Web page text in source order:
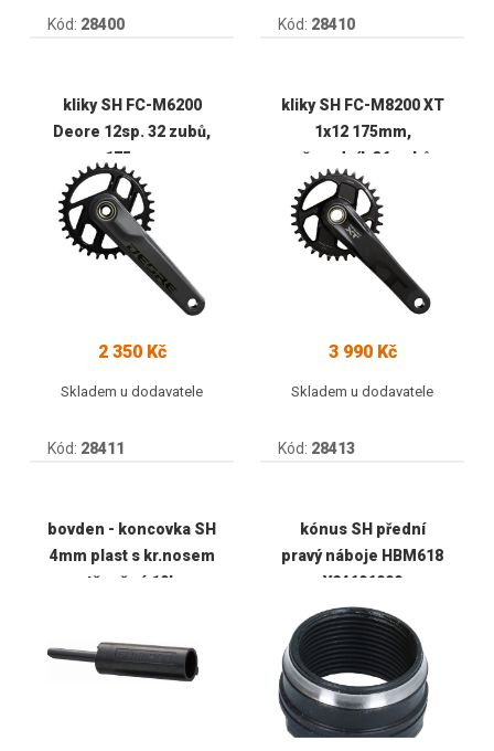
Kód: 28400 Kód: 28410
kliky SH FC-M6200
Deore 12sp. 32 zubů,
175mm
2 350 Kč
Skladem u dodavatele
Kód: 28411
kliky SH FC-M8200 XT
1x12 175mm,
převodník 36 zubů
3 990 Kč
Skladem u dodavatele
Kód: 28413
bovden - koncovka SH
4mm plast s kr.nosem
utěsněná 10ks
kónus SH přední
pravý náboje HBM618
Y24606000